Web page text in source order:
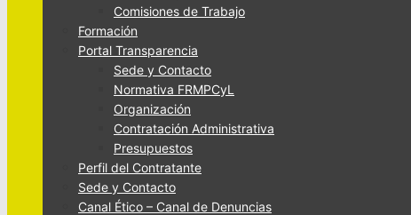
Comisiones de Trabajo
Formación
Portal Transparencia
Sede y Contacto
Normativa FRMPCyL
Organización
Contratación Administrativa
Presupuestos
Perfil del Contratante
Sede y Contacto
Canal Ético – Canal de Denuncias